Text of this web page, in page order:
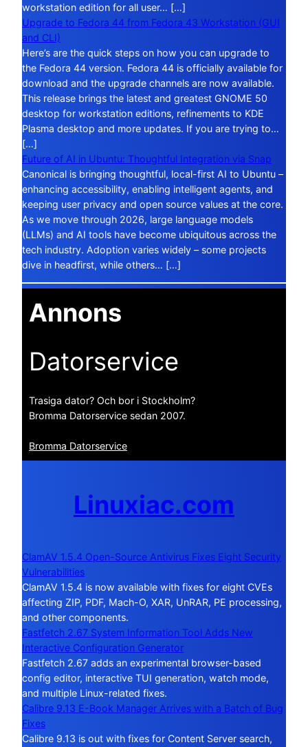
workstation edition for all user… […]
Upgrade to Fedora 44 from Fedora 43 Workstation (GUI
and CLI)
Here’s are the quick steps on how you can upgrade to
the Fedora 44 version. Fedora 44 is officially available for
download and the upgrade channels are now available.
This release brings the latest and greatest GNOME 50
desktop for workstation editions, refinements to KDE
Plasma desktop and more updates. If you are trying to…
[…]
Future of AI in Ubuntu: Thoughtful Integration via Snap
Canonical is bringing thoughtful, local-first AI to Ubuntu –
enhancing accessibility, enabling intelligent agents, and
keeping user privacy and open source values at the core.
As we move through 2026, large language models
(LLMs) and AI tools have become ubiquitous across the
tech industry. Adoption varies widely – some projects
dive in headfirst, while others… […]
Annons
Datorservice
Trasiga dator? Och bor i Stockholm?
Bromma Datorservice sedan 2007.
Bromma Datorservice
Linuxiac.com
ClamAV 1.5.4 Open-Source Antivirus Fixes Eight Security
Vulnerabilities
ClamAV 1.5.4 is now available with fixes for eight CVEs
affecting ZIP, PDF, Mach-O, XAR, UnRAR, PE processing,
and other components.
Fastfetch 2.67 System Information Tool Adds New
Interactive Configuration Generator
Fastfetch 2.67 adds an experimental browser-based
config editor, interactive TUI generation, watch mode,
and multiple Linux-related fixes.
Calibre 9.13 E-Book Manager Arrives with a Batch of Bug
Fixes
Calibre 9.13 is out with fixes for Content Server search,